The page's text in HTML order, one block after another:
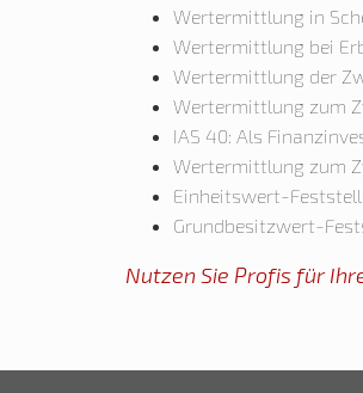
Wertermittlung in
Wertermittlung bei
Wertermittlung der
Wertermittlung zum
IAS 40: Als
Wertermittlung zum
Einheitswert-
Grundbesitzwert-
Nutzen Sie Profis für